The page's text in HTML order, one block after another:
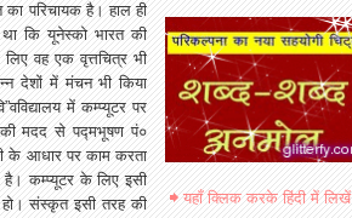
का परिचायक है। हाल ही
था कि यूनेस्को भारत की
लिए वह एक वृत्तचित्र भी
देशों में मंचन भी किया
”वविद्यालय में कम्प्यूटर पर
की मदद से पद्मभूषण पं०
के आधार पर काम करता
है। कम्प्यूटर के लिए इसी
हो। संस्कृत इसी तरह की
यहाँ क्लिक करके हिंदी में लिखें